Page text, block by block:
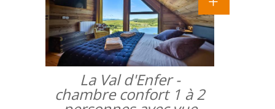
La Val d'Enfer -
chambre confort 1 à 2